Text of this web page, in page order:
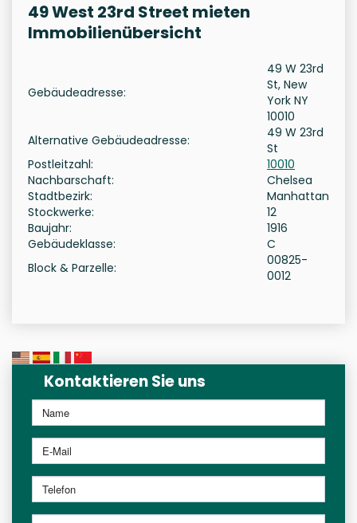
49 West 23rd Street mieten
Immobilienübersicht
Gebäudeadresse:
49 W 23rd
St, New
York NY
10010
Alternative Gebäudeadresse:
49 W 23rd
St
Postleitzahl:
10010
Nachbarschaft:
Chelsea
Stadtbezirk:
Manhattan
Stockwerke:
12
Baujahr:
1916
Gebäudeklasse:
C
Block & Parzelle:
00825-
0012
Kontaktieren Sie uns